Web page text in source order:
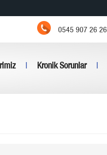
0545 907 26 26
| Kronik Sorunlar |